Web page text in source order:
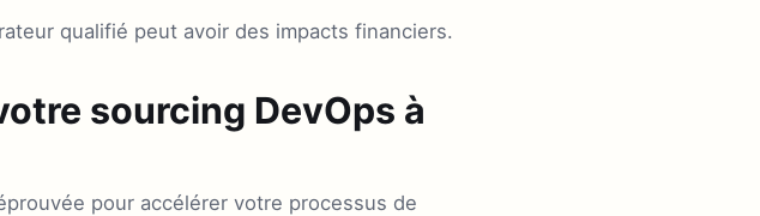
qualifié peut avoir des impacts financiers.
sourcing DevOps à
pour accélérer votre processus de